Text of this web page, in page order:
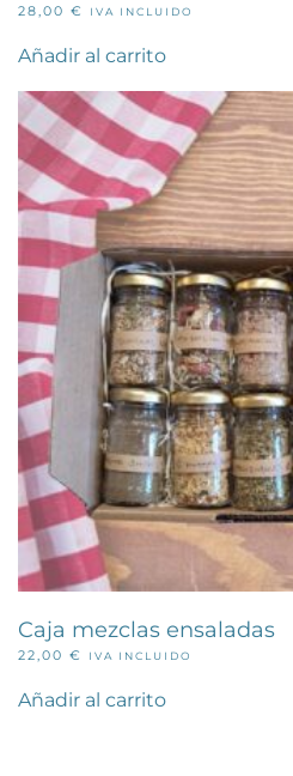
28,00 € IVA INCLUIDO
Añadir al carrito
Caja mezclas ensaladas
22,00 € IVA INCLUIDO
Añadir al carrito